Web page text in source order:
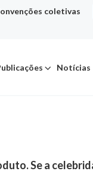
coletivas
Notícias
Se a